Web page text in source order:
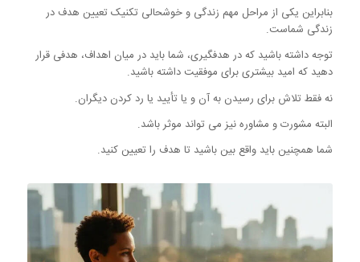
بنابراین یکی از مراحل مهم زندگی و خوشحالی تکنیک تعیین هدف در
زندگی شماست.
توجه داشته باشید که در هدفگیری، شما باید در میان اهداف، هدفی قرار
دهید که امید بیشتری برای موفقیت داشته باشید.
نه فقط تلاش برای رسیدن به آن و یا تأیید یا رد کردن دیگران.
البته مشورت و مشاوره نیز می تواند موثر باشد.
شما همچنین باید واقع بین باشید تا هدف را تعیین کنید.